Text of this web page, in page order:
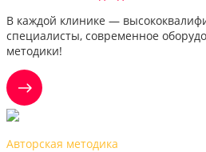
В каждой клинике —
специалисты, современное
методики!
Авторская методика